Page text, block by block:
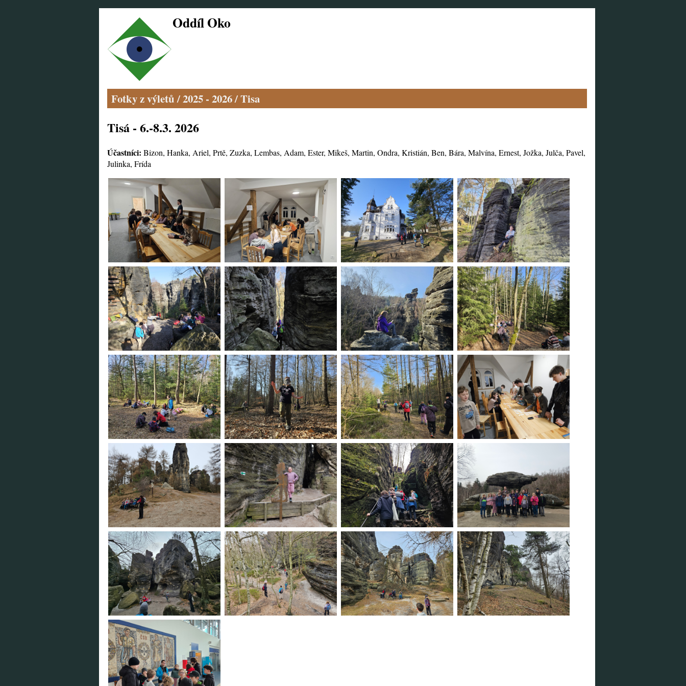
Oddíl Oko
Fotky z výletů/2025 - 2026/Tisa
Tisá - 6.-8.3. 2026
Účastníci: Bizon, Hanka, Ariel, Prtě, Zuzka, Lembas, Adam, Ester, Mikeš, Martin, Ondra, Kristián, Ben, Bára, Malvína, Ernest, Jožka, Julča, Pavel,
Julinka, Frída